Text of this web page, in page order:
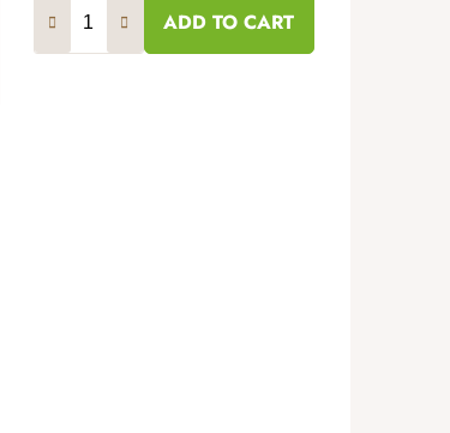
ADD TO CART